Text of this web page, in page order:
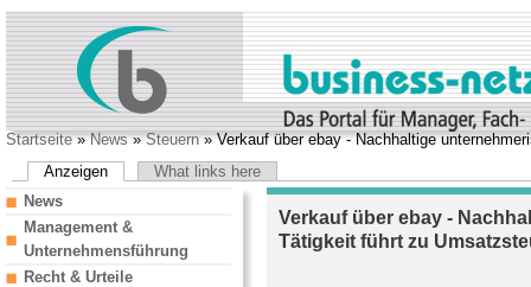
Startseite»News»Steuern» Verkauf über ebay - Nachhaltige
Anzeigen
What links here
Verkauf über ebay -
Tätigkeit führt zu
News
Management &
Unternehmensführung
Recht & Urteile